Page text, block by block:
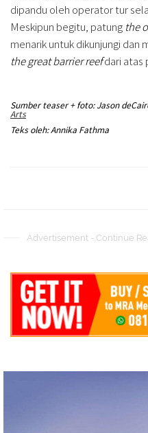
dipandu oleh operator tur
Meskipun begitu, patung the
menarik untuk dikunjungi
the great barrier reefdari atas
Sumber teaser + foto: Jason
Arts
Teks oleh: Annika Fathma
Advertisement - Continue